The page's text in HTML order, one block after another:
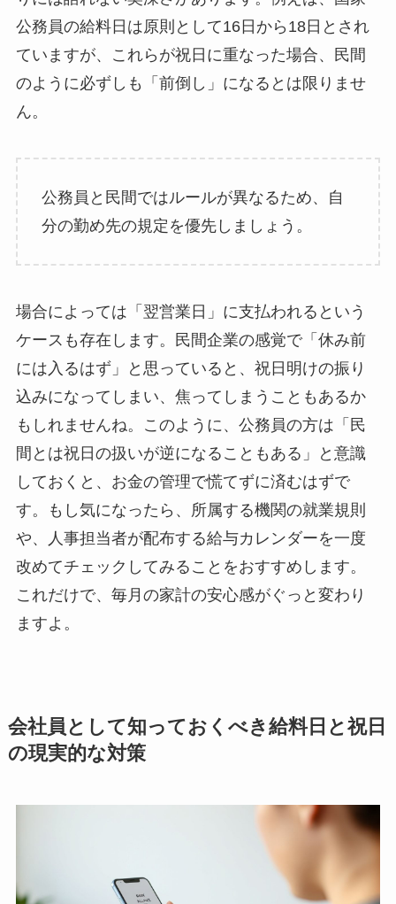
公務員の給料日は原則として16日から18日とされ
ていますが、これらが祝日に重なった場合、民間
のように必ずしも「前倒し」になるとは限りませ
ん。
公務員と民間ではルールが異なるため、自
分の勤め先の規定を優先しましょう。
場合によっては「翌営業日」に支払われるという
ケースも存在します。民間企業の感覚で「休み前
には入るはず」と思っていると、祝日明けの振り
込みになってしまい、焦ってしまうこともあるか
もしれませんね。このように、公務員の方は「民
間とは祝日の扱いが逆になることもある」と意識
しておくと、お金の管理で慌てずに済むはずで
す。もし気になったら、所属する機関の就業規則
や、人事担当者が配布する給与カレンダーを一度
改めてチェックしてみることをおすすめします。
これだけで、毎月の家計の安心感がぐっと変わり
ますよ。
会社員として知っておくべき給料日と祝日
の現実的な対策